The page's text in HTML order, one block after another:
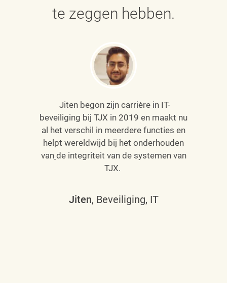
te zeggen hebben.
Jiten begon zijn carrière in IT-
beveiliging bij TJX in 2019 en maakt nu
al het verschil in meerdere functies en
helpt wereldwijd bij het onderhouden
van de integriteit van de systemen van
TJX.
Jiten, Beveiliging, IT